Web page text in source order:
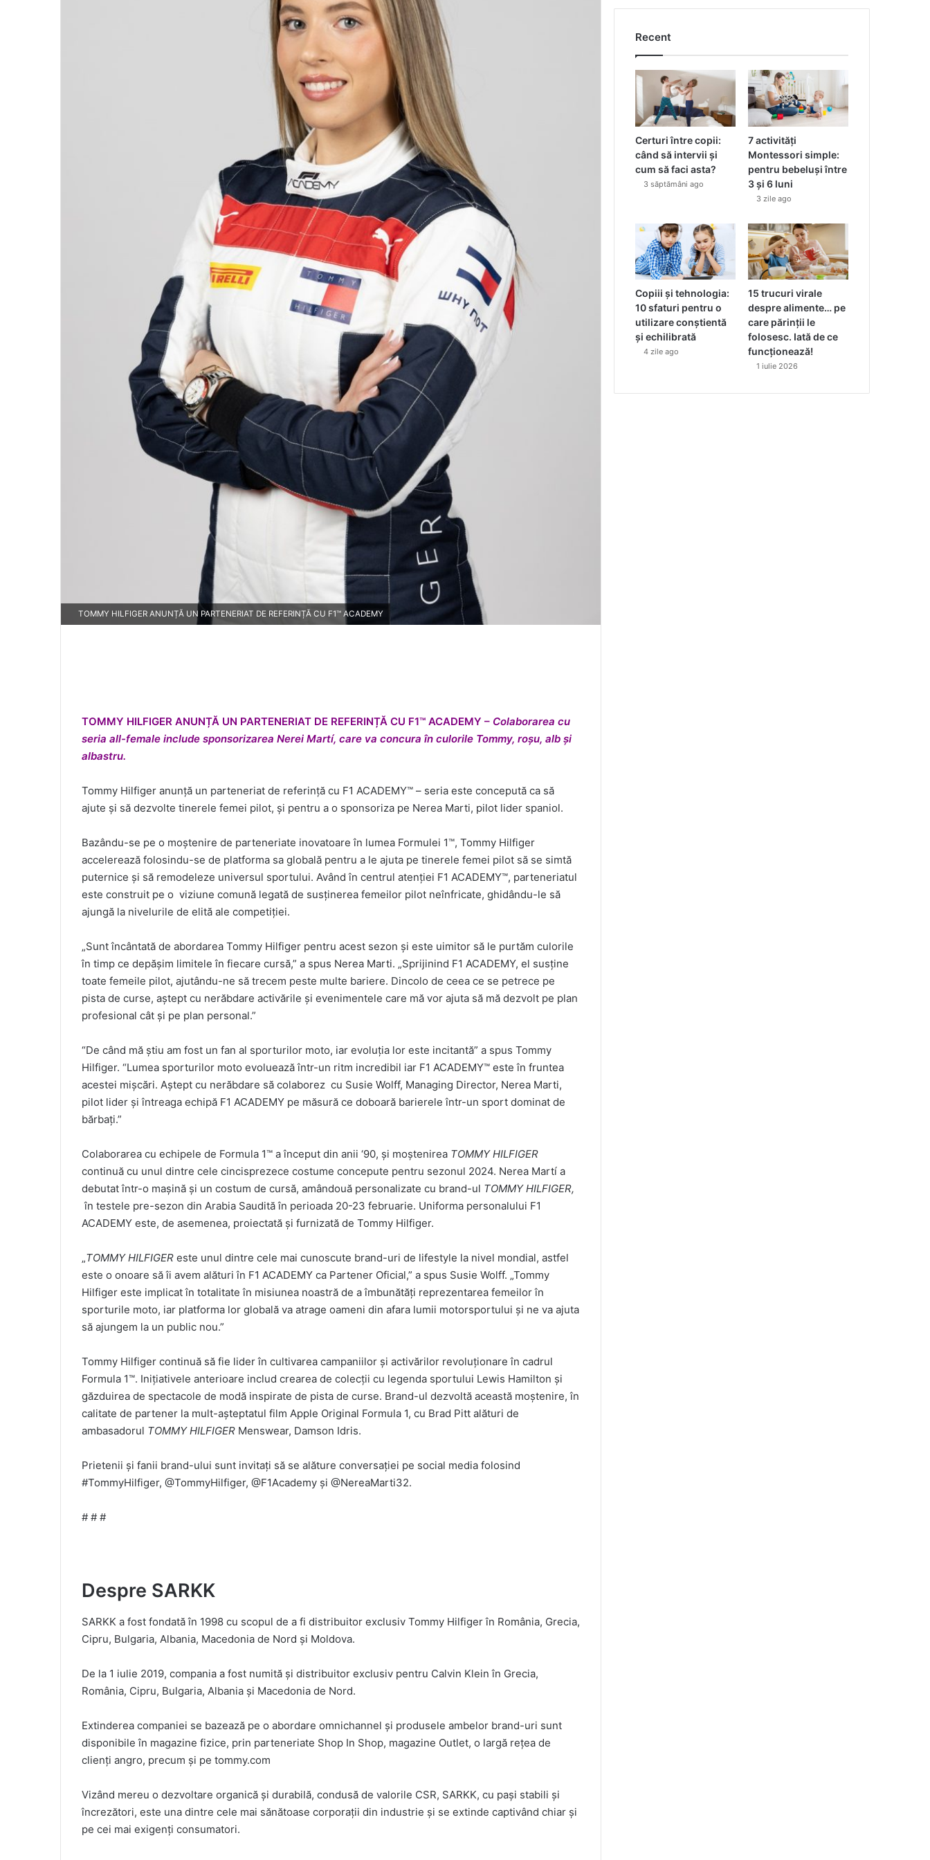
TOMMY HILFIGER ANUNȚĂ UN PARTENERIAT DE REFERINȚĂ CU F1™ ACADEMY
TOMMY HILFIGER ANUNȚĂ UN PARTENERIAT DE REFERINȚĂ CU F1™ ACADEMY – Colaborarea cu
seria all-female include sponsorizarea Nerei Martí, care va concura în culorile Tommy, roșu, alb și
albastru.
Tommy Hilfiger anunță un parteneriat de referință cu F1 ACADEMY™ – seria este concepută ca să
ajute și să dezvolte tinerele femei pilot, și pentru a o sponsoriza pe Nerea Marti, pilot lider spaniol.
Bazându-se pe o moștenire de parteneriate inovatoare în lumea Formulei 1™, Tommy Hilfiger
accelerează folosindu-se de platforma sa globală pentru a le ajuta pe tinerele femei pilot să se simtă
puternice și să remodeleze universul sportului. Având în centrul atenției F1 ACADEMY™, parteneriatul
este construit pe o viziune comună legată de susținerea femeilor pilot neînfricate, ghidându-le să
ajungă la nivelurile de elită ale competiției.
„Sunt încântată de abordarea Tommy Hilfiger pentru acest sezon și este uimitor să le purtăm culorile
în timp ce depășim limitele în fiecare cursă,” a spus Nerea Marti. „Sprijinind F1 ACADEMY, el susține
toate femeile pilot, ajutându-ne să trecem peste multe bariere. Dincolo de ceea ce se petrece pe
pista de curse, aștept cu nerăbdare activările și evenimentele care mă vor ajuta să mă dezvolt pe plan
profesional cât și pe plan personal.”
“De când mă știu am fost un fan al sporturilor moto, iar evoluția lor este incitantă” a spus Tommy
Hilfiger. “Lumea sporturilor moto evoluează într-un ritm incredibil iar F1 ACADEMY™ este în fruntea
acestei mișcări. Aștept cu nerăbdare să colaborez cu Susie Wolff, Managing Director, Nerea Marti,
pilot lider și întreaga echipă F1 ACADEMY pe măsură ce doboară barierele într-un sport dominat de
bărbați.”
Colaborarea cu echipele de Formula 1™ a început din anii ‘90, și moștenirea TOMMY HILFIGER
continuă cu unul dintre cele cincisprezece costume concepute pentru sezonul 2024. Nerea Martí a
debutat într-o mașină și un costum de cursă, amândouă personalizate cu brand-ul TOMMY HILFIGER,
în testele pre-sezon din Arabia Saudită în perioada 20-23 februarie. Uniforma personalului F1
ACADEMY este, de asemenea, proiectată și furnizată de Tommy Hilfiger.
„TOMMY HILFIGER este unul dintre cele mai cunoscute brand-uri de lifestyle la nivel mondial, astfel
este o onoare să îi avem alături în F1 ACADEMY ca Partener Oficial,” a spus Susie Wolff. „Tommy
Hilfiger este implicat în totalitate în misiunea noastră de a îmbunătăți reprezentarea femeilor în
sporturile moto, iar platforma lor globală va atrage oameni din afara lumii motorsportului și ne va ajuta
să ajungem la un public nou.”
Tommy Hilfiger continuă să fie lider în cultivarea campaniilor și activărilor revoluționare în cadrul
Formula 1™. Inițiativele anterioare includ crearea de colecții cu legenda sportului Lewis Hamilton și
găzduirea de spectacole de modă inspirate de pista de curse. Brand-ul dezvoltă această moștenire, în
calitate de partener la mult-așteptatul film Apple Original Formula 1, cu Brad Pitt alături de
ambasadorul TOMMY HILFIGER Menswear, Damson Idris.
Prietenii și fanii brand-ului sunt invitați să se alăture conversației pe social media folosind
#TommyHilfiger, @TommyHilfiger, @F1Academy și @NereaMarti32.
# # #
Despre SARKK
SARKK a fost fondată în 1998 cu scopul de a fi distribuitor exclusiv Tommy Hilfiger în România, Grecia,
Cipru, Bulgaria, Albania, Macedonia de Nord și Moldova.
De la 1 iulie 2019, compania a fost numită și distribuitor exclusiv pentru Calvin Klein în Grecia,
România, Cipru, Bulgaria, Albania și Macedonia de Nord.
Extinderea companiei se bazează pe o abordare omnichannel și produsele ambelor brand-uri sunt
disponibile în magazine fizice, prin parteneriate Shop In Shop, magazine Outlet, o largă rețea de
clienți angro, precum și pe tommy.com
Vizând mereu o dezvoltare organică și durabilă, condusă de valorile CSR, SARKK, cu pași stabili și
încrezători, este una dintre cele mai sănătoase corporații din industrie și se extinde captivând chiar și
pe cei mai exigenți consumatori.
Recent
Certuri între copii:
când să intervii și
cum să faci asta?
3 săptămâni ago
7 activități
Montessori simple:
pentru bebeluși între
3 și 6 luni
3 zile ago
Copiii și tehnologia:
10 sfaturi pentru o
utilizare conștientă
și echilibrată
4 zile ago
15 trucuri virale
despre alimente… pe
care părinții le
folosesc. Iată de ce
funcționează!
1 iulie 2026